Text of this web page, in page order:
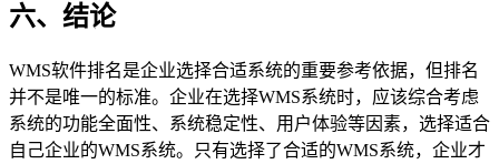
六、结论
WMS软件排名是企业选择合适系统的重要参考依据，但排名
并不是唯一的标准。企业在选择WMS系统时，应该综合考虑
系统的功能全面性、系统稳定性、用户体验等因素，选择适合
自己企业的WMS系统。只有选择了合适的WMS系统，企业才